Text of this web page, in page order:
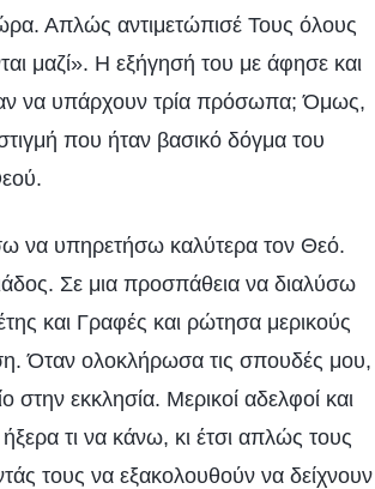
Απλώς αντιμετώπισέ Τους όλους
μαζί». Η εξήγησή του με άφησε και
να υπάρχουν τρία πρόσωπα; Όμως,
που ήταν βασικό δόγμα του
να υπηρετήσω καλύτερα τον Θεό.
Σε μια προσπάθεια να διαλύσω
και Γραφές και ρώτησα μερικούς
Όταν ολοκλήρωσα τις σπουδές μου,
στην εκκλησία. Μερικοί αδελφοί και
τι να κάνω, κι έτσι απλώς τους
τους να εξακολουθούν να δείχνουν